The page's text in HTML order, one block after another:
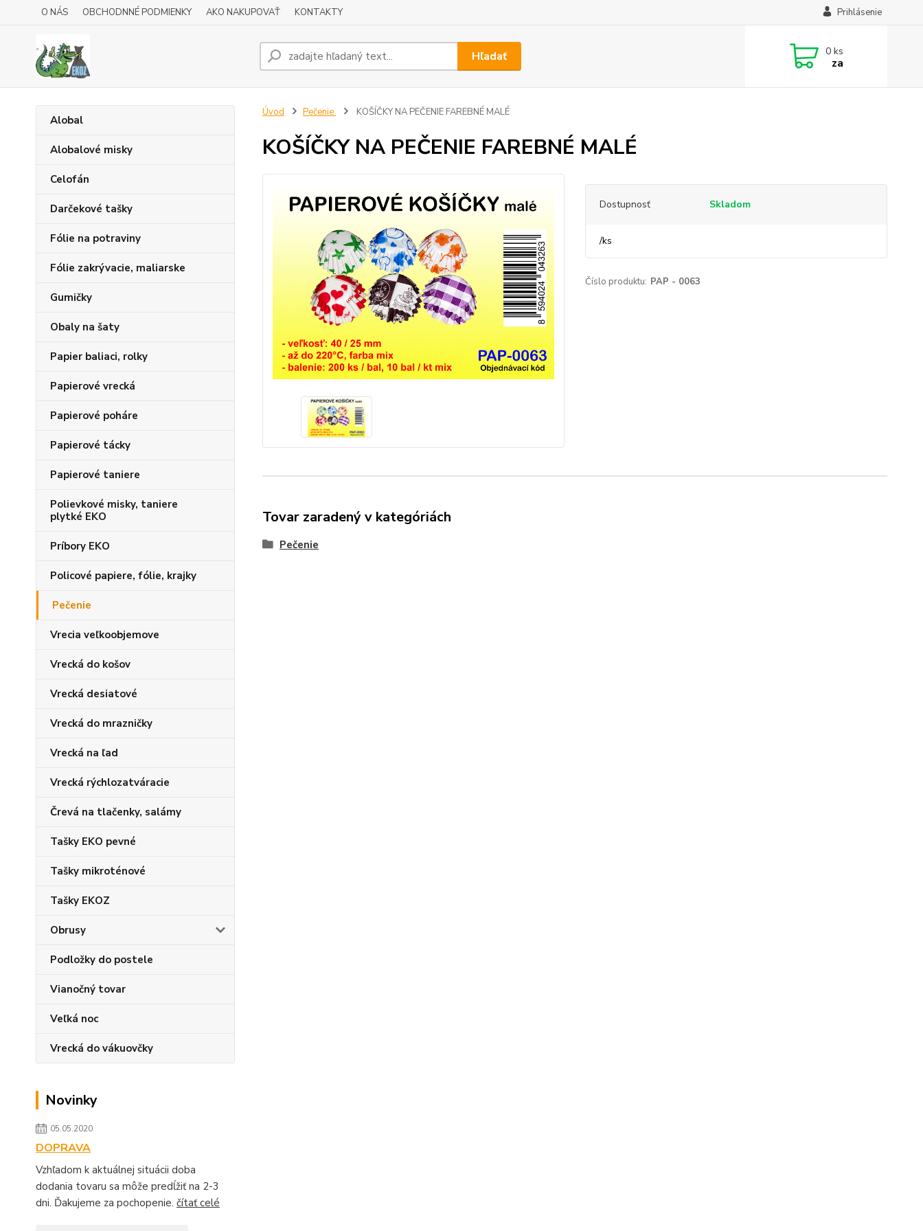
O NÁS OBCHODNNÉ PODMIENKY AKO NAKUPOVAŤ KONTAKTY Prihlásenie
Hľadať 0 ks
za
Alobal
Alobalové misky
Celofán
Darčekové tašky
Fólie na potraviny
Fólie zakrývacie, maliarske
Gumičky
Obaly na šaty
Papier baliaci, rolky
Papierové vrecká
Papierové poháre
Papierové tácky
Papierové taniere
Polievkové misky, taniere
plytké EKO
Príbory EKO
Policové papiere, fólie, krajky
Pečenie
Vrecia veľkoobjemove
Vrecká do košov
Vrecká desiatové
Vrecká do mrazničky
Vrecká na ľad
Vrecká rýchlozatváracie
Črevá na tlačenky, salámy
Tašky EKO pevné
Tašky mikroténové
Tašky EKOZ
Obrusy
Podložky do postele
Vianočný tovar
Veľká noc
Vrecká do vákuovčky
Novinky
05.05.2020
DOPRAVA
Vzhľadom k aktuálnej situácii doba
dodania tovaru sa môže predĺžiť na 2-3
dni. Ďakujeme za pochopenie. čítať celé
Úvod Pečenie KOŠÍČKY NA PEČENIE FAREBNÉ MALÉ
KOŠÍČKY NA PEČENIE FAREBNÉ MALÉ
Dostupnosť Skladom
/ks
Číslo produktu: PAP - 0063
Tovar zaradený v kategóriách
Pečenie